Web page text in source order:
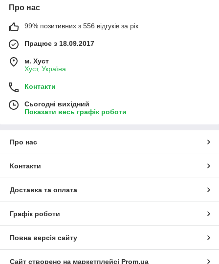
Про нас
99% позитивних з 556 відгуків за рік
Працює з 18.09.2017
м. Хуст
Хуст, Україна
Контакти
Сьогодні вихідний
Показати весь графік роботи
Про нас
Контакти
Доставка та оплата
Графік роботи
Повна версія сайту
Сайт створено на маркетплейсі Prom.ua